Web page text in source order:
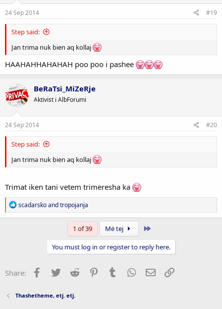
24 Sep 2014 #19
Step said:
Jan trima nuk bien aq kollaj
HAAHAHHAHAHAH poo poo i pashee
BeRaTsi_MiZeRje
Aktivist i AlbForumi
24 Sep 2014 #20
Step said:
Jan trima nuk bien aq kollaj
Trimat iken tani vetem trimeresha ka
R
e
a
:
scadarskoandtropojanja
1 of 39 Më tej
You must log in or register to reply here.
Share: Facebook
Twitter Reddit PinterestTumblr WhatsApp
Email
Thashetheme, etj. etj.